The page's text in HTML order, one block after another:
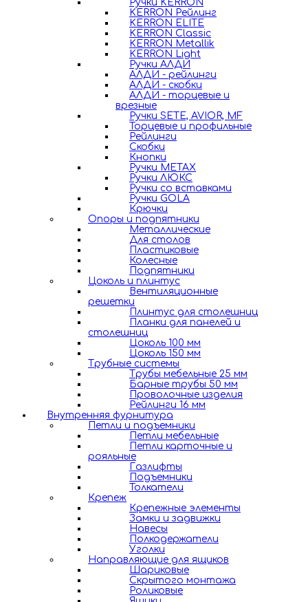
Ручки KERRON
KERRON Рейлинг
KERRON ELITE
KERRON Classic
KERRON Metallik
KERRON Light
Ручки АЛДИ
АЛДИ - рейлинги
АЛДИ - скобки
АЛДИ - торцевые и
врезные
Ручки SETE, AVIOR, MF
Торцевые и профильные
Рейлинги
Скобки
Кнопки
Ручки METAX
Ручки ЛЮКС
Ручки со вставками
Ручки GOLA
Крючки
Опоры и подпятники
Металлические
Для столов
Пластиковые
Колесные
Подпятники
Цоколь и плинтус
Вентиляционные
решетки
Плинтус для столешниц
Планки для панелей и
столешниц
Цоколь 100 мм
Цоколь 150 мм
Трубные системы
Трубы мебельные 25 мм
Барные трубы 50 мм
Проволочные изделия
Рейлинги 16 мм
Внутренняя фурнитура
Петли и подъемники
Петли мебельные
Петли карточные и
рояльные
Газлифты
Подъемники
Толкатели
Крепеж
Крепежные элементы
Замки и задвижки
Навесы
Полкодержатели
Уголки
Направляющие для ящиков
Шариковые
Скрытого монтажа
Роликовые